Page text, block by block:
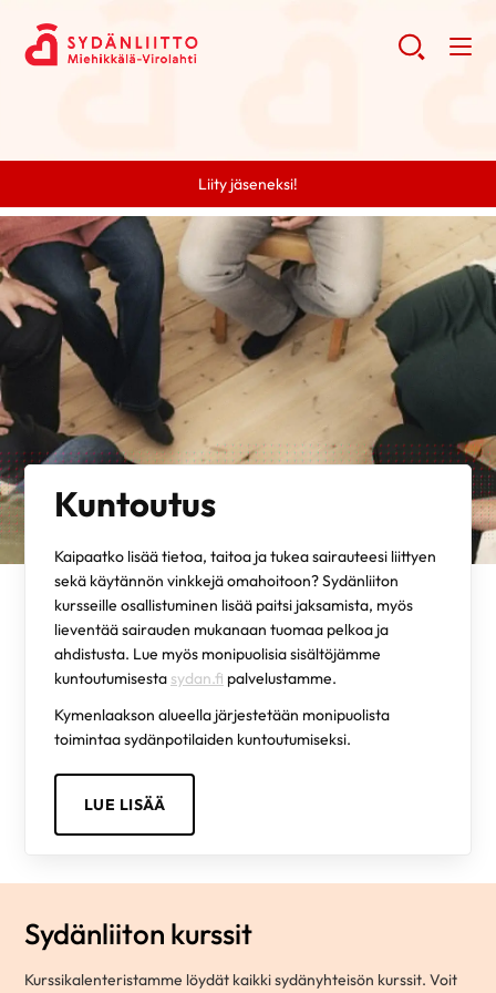
Liity jäseneksi!
Kuntoutus
Kaipaatko lisää tietoa, taitoa ja tukea sairauteesi liittyen
sekä käytännön vinkkejä omahoitoon? Sydänliiton
kursseille osallistuminen lisää paitsi jaksamista, myös
lieventää sairauden mukanaan tuomaa pelkoa ja
ahdistusta. Lue myös monipuolisia sisältöjämme
kuntoutumisesta sydan.fi palvelustamme.
Kymenlaakson alueella järjestetään monipuolista
toimintaa sydänpotilaiden kuntoutumiseksi.
LUE LISÄÄ
Sydänliiton kurssit
Kurssikalenteristamme löydät kaikki sydänyhteisön kurssit. Voit